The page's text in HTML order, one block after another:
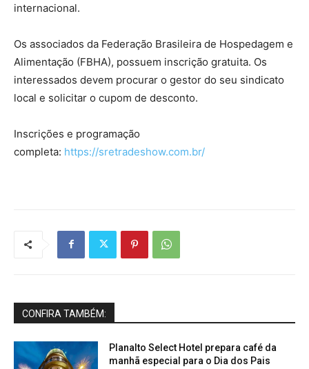
internacional.
Os associados da Federação Brasileira de Hospedagem e
Alimentação (FBHA), possuem inscrição gratuita. Os
interessados devem procurar o gestor do seu sindicato
local e solicitar o cupom de desconto.
Inscrições e programação
completa: https://sretradeshow.com.br/
CONFIRA TAMBÉM:
Planalto Select Hotel prepara café da
manhã especial para o Dia dos Pais